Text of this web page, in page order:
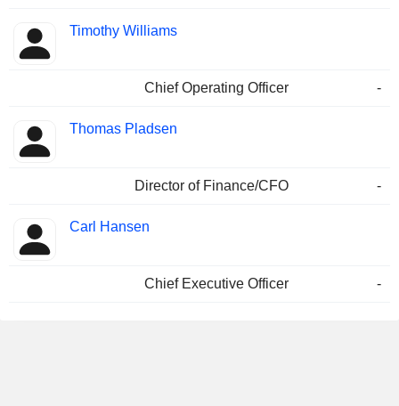
Timothy Williams
Chief Operating Officer -
Thomas Pladsen
Director of Finance/CFO -
Carl Hansen
Chief Executive Officer -